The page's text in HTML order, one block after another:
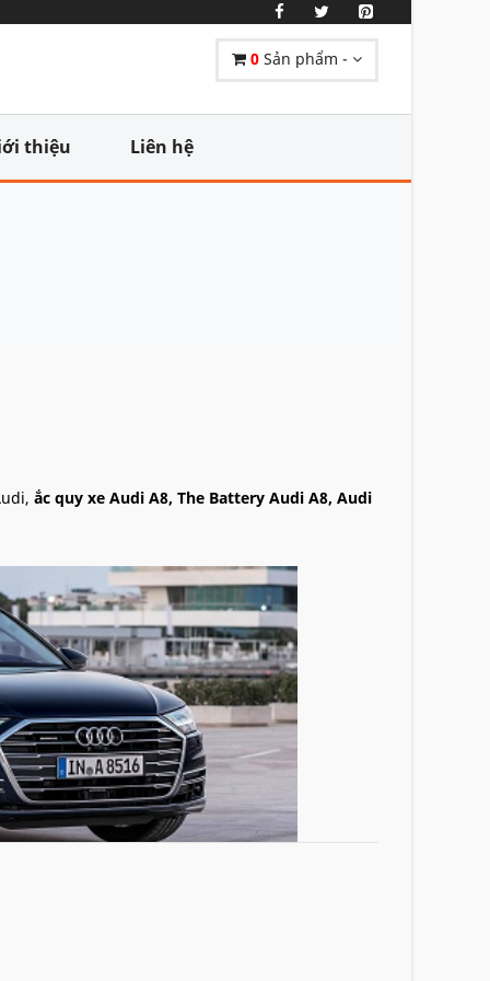
0 Sản phẩm -
thiệu Liên hệ
ắc quy xe Audi A8, The Battery Audi A8, Audi
hãng giá rẻ